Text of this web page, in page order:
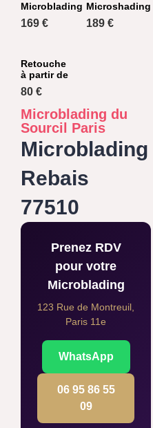
Microblading
169 €
Microshading
189 €
Retouche
à partir de
80 €
Microblading du
Sourcil Paris
Microblading
Rebais
77510
Prenez RDV
pour votre
Microblading
123 Rue de Montreuil,
Paris 11e
WhatsApp
06 95 86 55
09